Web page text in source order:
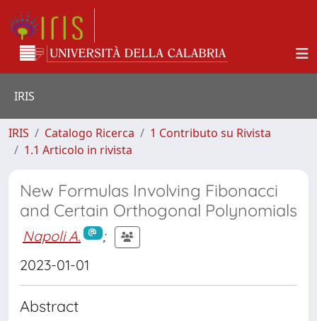
IRIS
IRIS Catalogo Ricerca
1 Contributo su Rivista
1.1 Articolo in rivista
New Formulas Involving Fibonacci
and Certain Orthogonal Polynomials
Napoli A.
;
2023-01-01
Abstract